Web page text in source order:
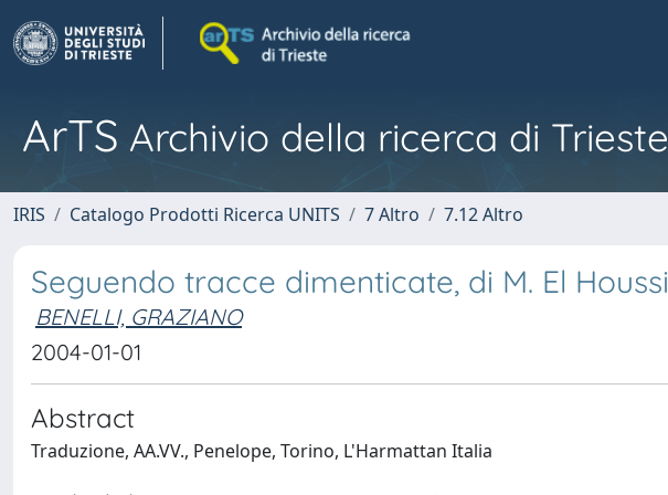
ArTS Archivio della ricerca di Trieste
IRIS Catalogo Prodotti Ricerca UNITS 7 Altro 7.12 Altro
Seguendo tracce dimenticate, di M. El Houssi
BENELLI, GRAZIANO
2004-01-01
Abstract
Traduzione, AA.VV., Penelope, Torino, L'Harmattan Italia